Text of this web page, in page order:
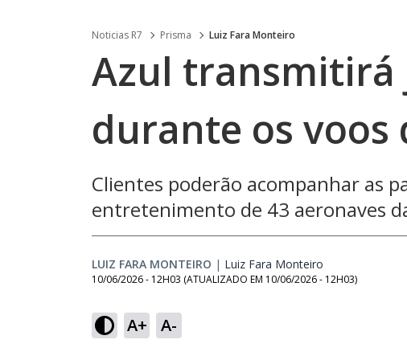
Noticias R7 Prisma Luiz Fara Monteiro
Azul transmitirá
durante os voos
Clientes poderão acompanhar as
entretenimento de 43 aeronaves
LUIZ FARA MONTEIRO | Luiz Fara Monteiro
10/06/2026 - 12H03 (ATUALIZADO EM 10/06/2026 - 12H03)
A+ A-